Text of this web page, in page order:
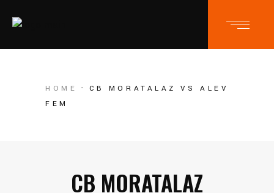
HOME
CB MORATALAZ VS ALEV
FEM
CB MORATALAZ